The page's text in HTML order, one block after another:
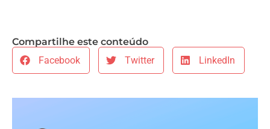
Compartilhe este conteúdo
Facebook
Twitter LinkedIn